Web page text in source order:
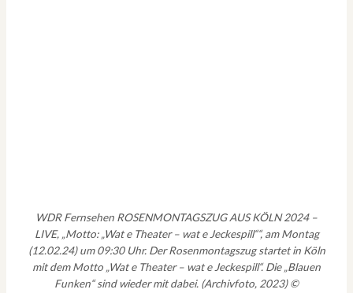
WDR Fernsehen ROSENMONTAGSZUG AUS KÖLN 2024 –
LIVE, „Motto: „Wat e Theater – wat e Jeckespill““, am Montag
(12.02.24) um 09:30 Uhr. Der Rosenmontagszug startet in Köln
mit dem Motto „Wat e Theater – wat e Jeckespill“. Die „Blauen
Funken“ sind wieder mit dabei. (Archivfoto, 2023) ©